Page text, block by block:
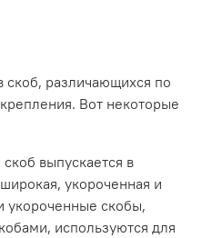
скоб, различающихся по
крепления. Вот некоторые
скоб выпускается в
широкая, укороченная и
укороченные скобы,
используются для